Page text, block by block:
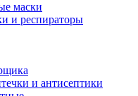
маски
и респираторы
и антисептики